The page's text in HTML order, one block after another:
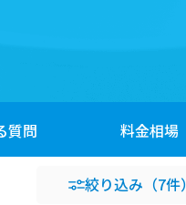
質問 料金相場
絞り込み （7件）